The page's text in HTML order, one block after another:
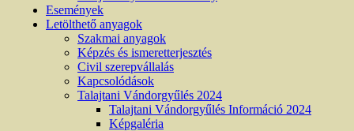
Események
Letölthető anyagok
Szakmai anyagok
Képzés és ismeretterjesztés
Civil szerepvállalás
Kapcsolódások
Talajtani Vándorgyűlés 2024
Talajtani Vándorgyűlés Információ 2024
Képgaléria